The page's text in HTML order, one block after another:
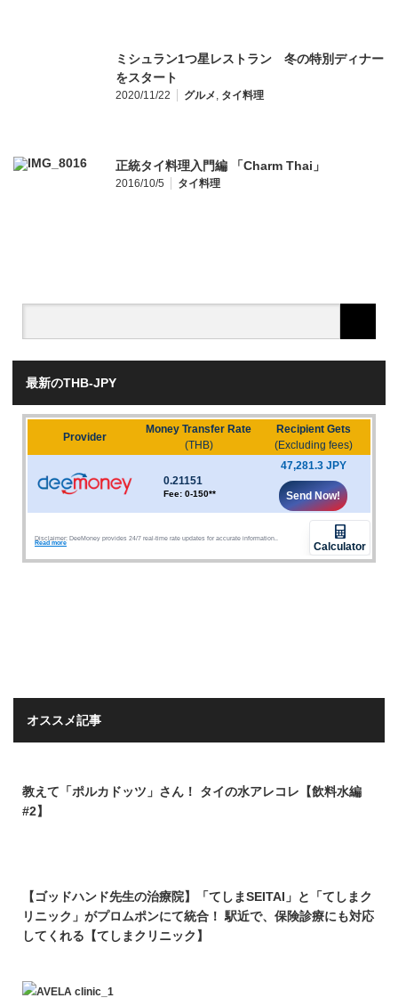
ミシュラン1つ星レストラン 冬の特別ディナー
をスタート
2020/11/22 グルメ, タイ料理
正統タイ料理入門編 「Charm Thai」
2016/10/5 タイ料理
最新のTHB-JPY
オススメ記事
教えて「ポルカドッツ」さん！ タイの水アレコレ【飲料水編
#2】
【ゴッドハンド先生の治療院】「てしまSEITAI」と「てしまク
リニック」がプロムポンにて統合！ 駅近で、保険診療にも対応
してくれる【てしまクリニック】